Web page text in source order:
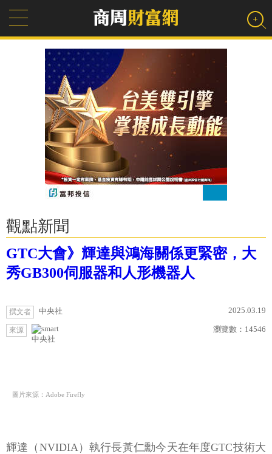
觀點新聞
GTC大會》輝達與鴻海關係更緊密，大
秀GB300伺服器和人形機器人
撰文者 中央社 2025.03.19
來源
中央社
瀏覽數： 14546
圖片來源：Adobe Firefly
輝達（NVIDIA）執行長黃仁勳今天在年度GTC技術大